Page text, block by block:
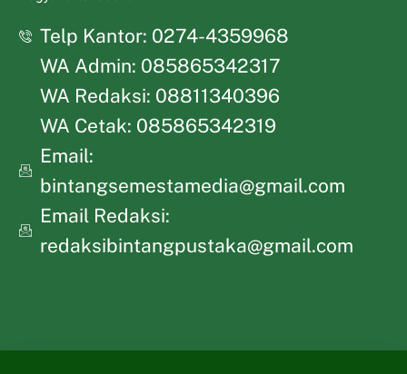
Telp Kantor: 0274-4359968
WA Admin: 085865342317
WA Redaksi: 08811340396
WA Cetak: 085865342319
Email:
bintangsemestamedia@gmail.com
Email Redaksi:
redaksibintangpustaka@gmail.com